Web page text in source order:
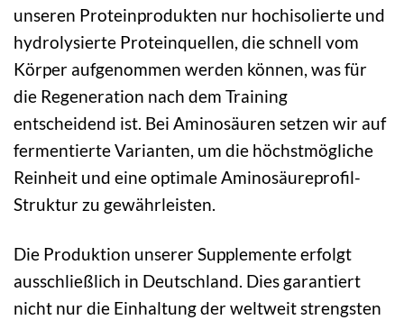
unseren Proteinprodukten nur hochisolierte und
hydrolysierte Proteinquellen, die schnell vom
Körper aufgenommen werden können, was für
die Regeneration nach dem Training
entscheidend ist. Bei Aminosäuren setzen wir auf
fermentierte Varianten, um die höchstmögliche
Reinheit und eine optimale Aminosäureprofil-
Struktur zu gewährleisten.
Die Produktion unserer Supplemente erfolgt
ausschließlich in Deutschland. Dies garantiert
nicht nur die Einhaltung der weltweit strengsten